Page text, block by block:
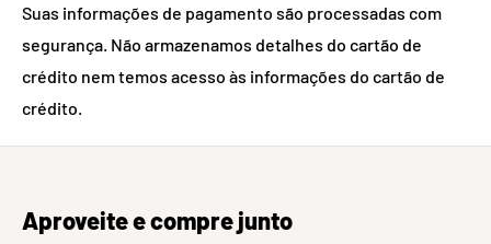
Suas informações de pagamento são processadas com
segurança. Não armazenamos detalhes do cartão de
crédito nem temos acesso às informações do cartão de
crédito.
Aproveite e compre junto